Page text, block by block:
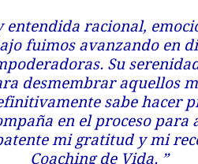
entendida racional,
fuimos avanzando en
Su
desmembrar aquellos
sabe hacer
en el proceso
mi gratitud y mi
Coaching de Vida. ”